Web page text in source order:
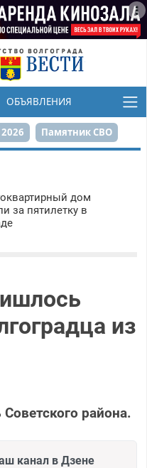
ОБЪЯВЛЕНИЯ
Памятник СВО
Реконструкция ЦПКиО
Героев-летчиков
дом
за пятилетку в
из
района.
канал в Дзене